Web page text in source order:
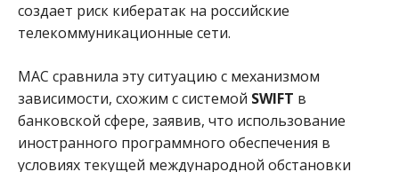
создает риск кибератак на российские
телекоммуникационные сети.
МАС сравнила эту ситуацию с механизмом
зависимости, схожим с системой SWIFT в
банковской сфере, заявив, что использование
иностранного программного обеспечения в
условиях текущей международной обстановки